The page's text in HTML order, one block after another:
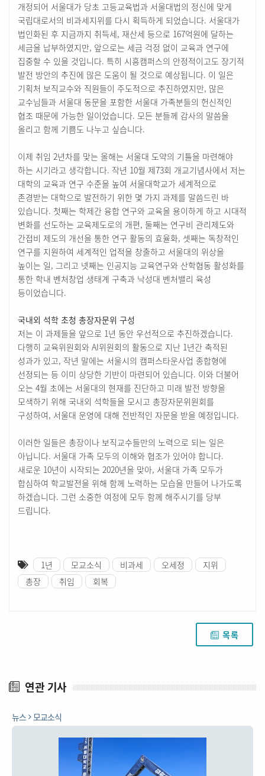
개정되어 서울대가 당초 고등교육법과 서울대법의 정신에 맞게
국립대로서의 비과세지위를 다시 획득하게 되었습니다. 서울대가
법인화된 후 지금까지 취득세, 재산세 등으로 167억원에 달하는
세금을 납부하였지만, 앞으로는 세금 걱정 없이 교육과 연구에
집중할 수 있을 것입니다. 특히 시흥캠퍼스의 안정적이고도 장기적
발전 방안의 추진에 많은 도움이 될 것으로 예상됩니다. 이 일은
기획처 보직교수와 직원들이 주도적으로 추진하였지만, 많은
교수님들과 서울대 동문을 포함한 서울대 가족분들의 헌신적인
협조 때문에 가능한 일이었습니다. 모든 분들께 감사의 말씀을
올리고 함께 기쁨도 나누고 싶습니다.
이제 취임 2년차를 맞는 올해는 서울대 도약의 기틀을 마련해야
하는 시기라고 생각합니다. 작년 10월 제73회 개교기념사에서 저는
대학의 교육과 연구 수준을 높여 서울대학교가 세계적으로
존경받는 대학으로 발전하기 위한 몇 가지 과제를 말씀드린 바
있습니다. 첫째는 학제간 융합 연구와 교육을 용이하게 하고 시대적
변화를 선도하는 교육제도로의 개편, 둘째는 연구비 관리제도와
간접비 제도의 개선을 통한 연구 활동의 효율화, 셋째는 독창적인
연구를 지원하여 세계적인 업적을 창출하고 서울대의 위상을
높이는 일, 그리고 넷째는 인공지능 교육연구와 산학협동 활성화를
통한 학내 벤처창업 생태계 구축과 낙성대 벤처밸리 육성
등이었습니다.
국내외 석학 초청 총장자문위 구성
저는 이 과제들을 앞으로 1년 동안 우선적으로 추진하겠습니다.
다행히 교육위원회와 AI위원회의 활동으로 지난 1년간 축적된
성과가 있고, 작년 말에는 서울시의 캠퍼스타운사업 종합형에
선정되는 등 이미 상당한 기반이 마련되어 있습니다. 이와 더불어
오는 4월 초에는 서울대의 현재를 진단하고 미래 발전 방향을
모색하기 위해 국내외 석학들을 모시고 총장자문위원회를
구성하여, 서울대 운영에 대해 전반적인 자문을 받을 예정입니다.
이러한 일들은 총장이나 보직교수들만의 노력으로 되는 일은
아닙니다. 서울대 가족 모두의 이해와 협조가 있어야 합니다.
새로운 10년이 시작되는 2020년을 맞아, 서울대 가족 모두가
합심하여 학교발전을 위해 함께 노력하는 모습을 만들어 나가도록
하겠습니다. 그런 소중한 여정에 모두 함께 해주시기를 당부
드립니다.
1년 모교소식 비과세 오세정
지위
총장
취임 회복
목록
연관 기사
뉴스 모교소식